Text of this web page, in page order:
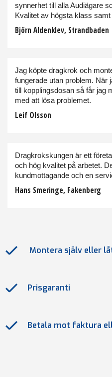
synnerhet till alla Audiägare
Kvalitet av högsta klass samt
Björn Aldenklev, Strandbaden
Jag köpte dragkrok och
fungerade utan problem. När
till kopplingsdosan så får jag
med att lösa problemet.
Leif Olsson
Dragkrokskungen är ett
och hög kvalitet på arbetet.
kundmottagande och en
Hans Smeringe, Fakenberg
Montera själv eller
Prisgaranti
Betala mot faktura